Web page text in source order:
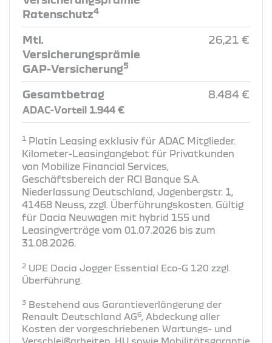
Ratenschutz4
Mtl.
Versicherungsprämie
GAP-Versicherung5
26,21 €
Gesamtbetrag
ADAC-Vorteil 1.944 €
8.484 €
1 Platin Leasing exklusiv für ADAC Mitglieder.
Kilometer-Leasingangebot für Privatkunden
von Mobilize Financial Services,
Geschäftsbereich der RCI Banque S.A.
Niederlassung Deutschland, Jagenbergstr. 1,
41468 Neuss, zzgl. Überführungskosten. Gültig
für Dacia Neuwagen mit hybrid 155 und
Leasingverträge vom 01.07.2026 bis zum
31.08.2026.
2 UPE Dacia Jogger Essential Eco-G 120 zzgl.
Überführung​.
3 Bestehend aus Garantieverlängerung der
Renault Deutschland AG6
, Abdeckung aller
Kosten der vorgeschriebenen Wartungs- und
Verschleißarbeiten, HU sowie Mobilitätsgarantie